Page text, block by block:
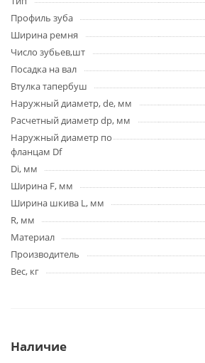
Профиль зуба
Ширина ремня
Число зубьев,шт
Посадка на вал
Втулка тапербуш
Наружный диаметр, de, мм
Расчетный диаметр dp, мм
Наружный диаметр по
фланцам Df
Di, мм
Ширина F, мм
Ширина шкива L, мм
R, мм
Материал
Производитель
Вес, кг
Наличие